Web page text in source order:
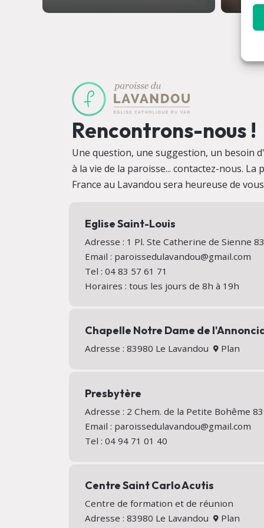
Rencontrons-nous !
Une question, une suggestion, un besoin
à la vie de la paroisse... contactez-nous. La
France au Lavandou sera heureuse de
Eglise Saint-Louis
Adresse : 1 Pl. Ste Catherine de Sienne
Email : paroissedulavandou@gmail.com
Tel : 04 83 57 61 71
Horaires : tous les jours de 8h à 19h
Chapelle Notre Dame de
Adresse : 83980 Le Lavandou Plan
Presbytère
Adresse : 2 Chem. de la Petite Bohême
Email : paroissedulavandou@gmail.com
Tel : 04 94 71 01 40
Centre Saint Carlo Acutis
Centre de formation et de réunion
Adresse : 83980 Le Lavandou
Plan